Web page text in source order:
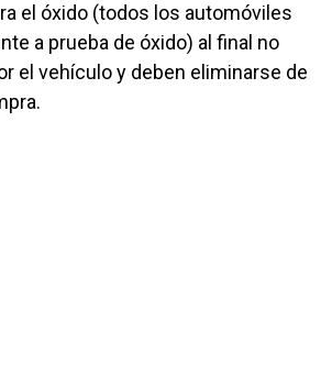
el óxido (todos los automóviles
a prueba de óxido) al final no
el vehículo y deben eliminarse de